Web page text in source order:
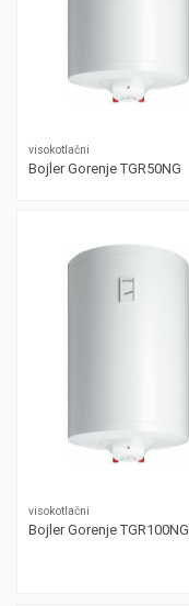
visokotlačni
Bojler Gorenje TGR50NG
visokotlačni
Bojler Gorenje TGR100NG